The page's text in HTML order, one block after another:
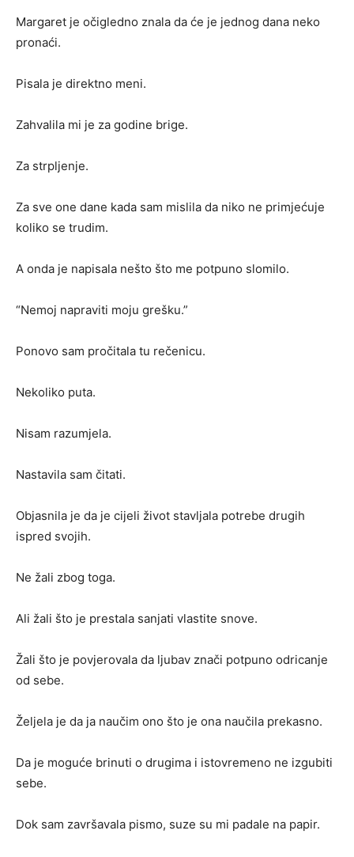
Margaret je očigledno znala da će je jednog dana neko
pronaći.
Pisala je direktno meni.
Zahvalila mi je za godine brige.
Za strpljenje.
Za sve one dane kada sam mislila da niko ne primjećuje
koliko se trudim.
A onda je napisala nešto što me potpuno slomilo.
“Nemoj napraviti moju grešku.”
Ponovo sam pročitala tu rečenicu.
Nekoliko puta.
Nisam razumjela.
Nastavila sam čitati.
Objasnila je da je cijeli život stavljala potrebe drugih
ispred svojih.
Ne žali zbog toga.
Ali žali što je prestala sanjati vlastite snove.
Žali što je povjerovala da ljubav znači potpuno odricanje
od sebe.
Željela je da ja naučim ono što je ona naučila prekasno.
Da je moguće brinuti o drugima i istovremeno ne izgubiti
sebe.
Dok sam završavala pismo, suze su mi padale na papir.